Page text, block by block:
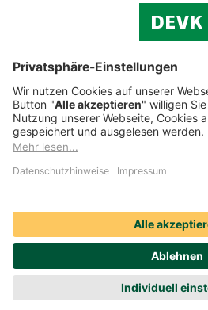
Cookie-Einstellungen
Datenschutz
Impressum
Streitbeilegung
Nutzungshinweise
Compliance
Social Media Icons sowie
sind, führen auf externe Seiten. Die
Nutzungsbedingungen und
verantwortlich. Mehr dazu erfahren Sie